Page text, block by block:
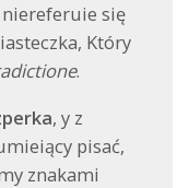
niereferuie się
Który
.
, y z
pisać,
znakami